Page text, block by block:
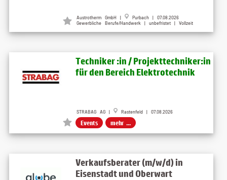
Austrotherm GmbH | Purbach | 07.08.2026
Gewerbliche Berufe/Handwerk | unbefristet | Vollzeit
Techniker :in / Projekttechniker:in
für den Bereich Elektrotechnik
STRABAG AG | Rastenfeld | 07.08.2026
Events mehr ...
Verkaufsberater (m/w/d) in
Eisenstadt und Oberwart